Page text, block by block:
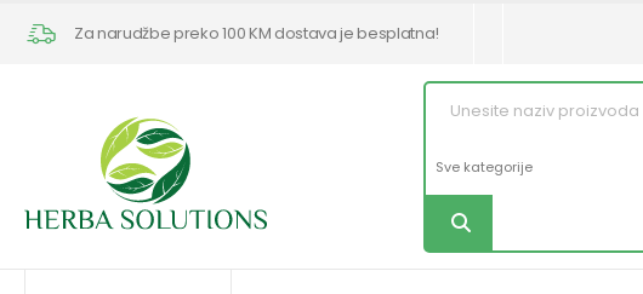
Za narudžbe preko 100 KM dostava je besplatna!